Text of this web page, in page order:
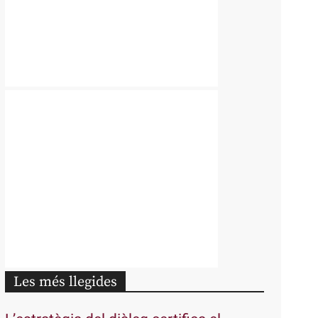
Les més llegides